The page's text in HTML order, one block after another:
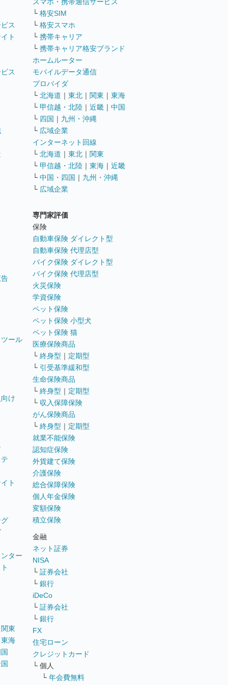
ス
ト
ス
ール
け
ト
ター
関東
東海
└ 格安SIM
└ 格安スマホ
└ 携帯キャリア
└ 携帯キャリア格安ブランド
ホームルーター
モバイルデータ通信
プロバイダ
└ 北海道 ｜ 東北 ｜ 関東 ｜ 東海
└ 甲信越・北陸 ｜ 近畿 ｜ 中国
└ 四国 ｜ 九州・沖縄
└ 広域企業
インターネット回線
└ 北海道 ｜ 東北 ｜ 関東
└ 甲信越・北陸 ｜ 東海 ｜ 近畿
└ 中国・四国 ｜ 九州・沖縄
└ 広域企業
専門家評価
保険
自動車保険 ダイレクト型
自動車保険 代理店型
バイク保険 ダイレクト型
バイク保険 代理店型
火災保険
学資保険
ペット保険
ペット保険 小型犬
ペット保険 猫
医療保険商品
└ 終身型 ｜ 定期型
└ 引受基準緩和型
生命保険商品
└ 終身型 ｜ 定期型
└ 収入保障保険
がん保険商品
└ 終身型 ｜ 定期型
就業不能保険
認知症保険
外貨建て保険
介護保険
総合保障保険
個人年金保険
変額保険
積立保険
金融
ネット証券
NISA
└ 証券会社
└ 銀行
iDeCo
└ 証券会社
└ 銀行
FX
住宅ローン
クレジットカード
└ 個人
└ 年会費無料